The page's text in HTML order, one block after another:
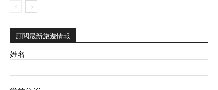
訂閱最新旅遊情報
姓名